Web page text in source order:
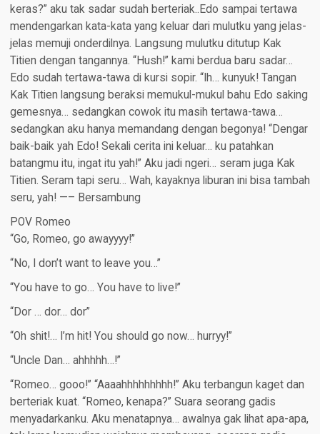
keras?” aku tak sadar sudah berteriak..Edo sampai tertawa
mendengarkan kata-kata yang keluar dari mulutku yang jelas-
jelas memuji onderdilnya. Langsung mulutku ditutup Kak
Titien dengan tangannya. “Hush!” kami berdua baru sadar…
Edo sudah tertawa-tawa di kursi sopir. “Ih… kunyuk! Tangan
Kak Titien langsung beraksi memukul-mukul bahu Edo saking
gemesnya… sedangkan cowok itu masih tertawa-tawa…
sedangkan aku hanya memandang dengan begonya! “Dengar
baik-baik yah Edo! Sekali cerita ini keluar… ku patahkan
batangmu itu, ingat itu yah!” Aku jadi ngeri… seram juga Kak
Titien. Seram tapi seru… Wah, kayaknya liburan ini bisa tambah
seru, yah! —– Bersambung
POV Romeo​
“Go, Romeo, go awayyyy!”
“No, I don’t want to leave you…”
“You have to go… You have to live!”
“Dor … dor… dor”
“Oh shit!… I’m hit! You should go now… hurryy!”
“Uncle Dan… ahhhhh…!”
“Romeo… gooo!” “Aaaahhhhhhhhh!” Aku terbangun kaget dan
berteriak kuat. “Romeo, kenapa?” Suara seorang gadis
menyadarkanku. Aku menatapnya… awalnya gak lihat apa-apa,